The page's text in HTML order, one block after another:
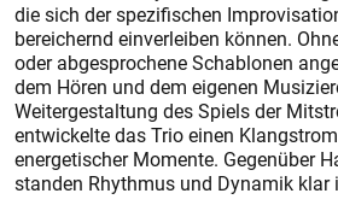
die sich der spezifischen
bereichernd einverleiben können.
oder abgesprochene Schablonen
dem Hören und dem eigenen
Weitergestaltung des Spiels der
entwickelte das Trio einen
energetischer Momente. Gegenüber
standen Rhythmus und Dynamik klar